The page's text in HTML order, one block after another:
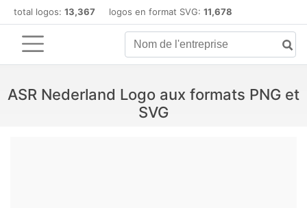
total logos: 13,367 logos en format SVG: 11,678
ASR Nederland Logo aux formats PNG et
SVG